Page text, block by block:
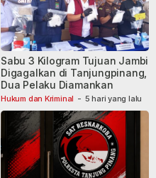
Hukum dan Kriminal - 5 hari yang lalu
Sabu 3 Kilogram Tujuan Jambi
Digagalkan di Tanjungpinang,
Dua Pelaku Diamankan